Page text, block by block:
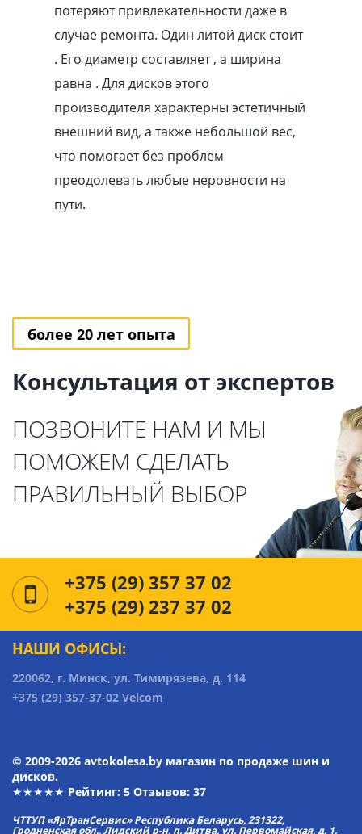
потеряют привлекательности даже в
случае ремонта. Один литой диск стоит
. Его диаметр составляет , а ширина
равна . Для дисков этого
производителя характерны эстетичный
внешний вид, а также небольшой вес,
что помогает без проблем
преодолевать любые неровности на
пути.
более 20 лет опыта
Консультация от экспертов
ПОЗВОНИТЕ НАМ И МЫ
ПОМОЖЕМ СДЕЛАТЬ
ПРАВИЛЬНЫЙ ВЫБОР
+375 (29) 357 37 02
+375 (29) 237 37 02
НАШИ ОФИСЫ:
220062, г. Минск, ул. Тимирязева, д. 114
+375 (29) 357-37-02 Velcom
© 2009-2026 avtokolesa.by магазин по продаже шин и
дисков.
★★★★★ Рейтинг: 5 Отзывов: 37
ЧТТУП «ЯрТранСервис» Республика Беларусь, 231322,
Гродненская обл., Лидский р-н, п. Дитва, ул. Первомайская, д. 1.